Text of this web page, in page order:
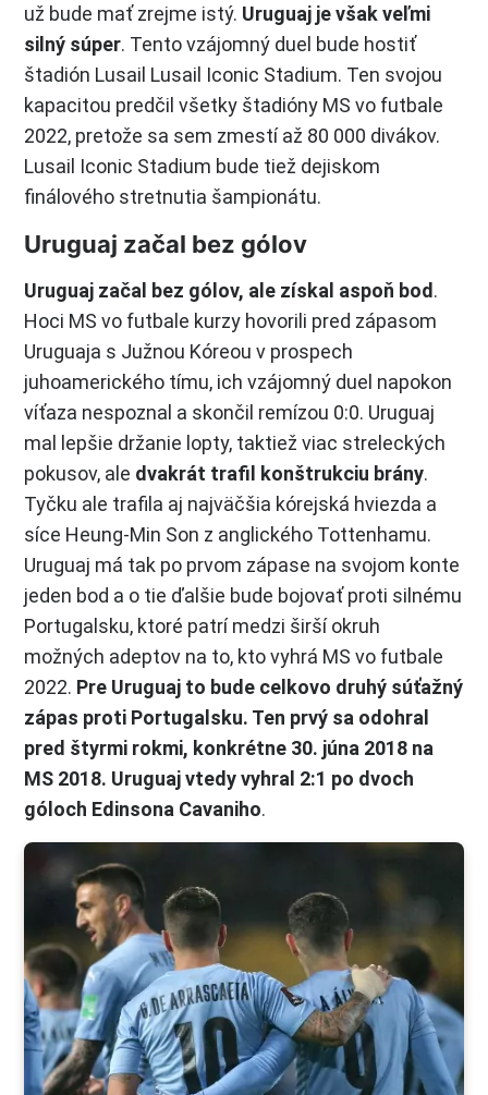
už bude mať zrejme istý. Uruguaj je však veľmi
silný súper. Tento vzájomný duel bude hostiť
štadión Lusail Lusail Iconic Stadium. Ten svojou
kapacitou predčil všetky štadióny MS vo futbale
2022, pretože sa sem zmestí až 80 000 divákov.
Lusail Iconic Stadium bude tiež dejiskom
finálového stretnutia šampionátu.
Uruguaj začal bez gólov
Uruguaj začal bez gólov, ale získal aspoň bod.
Hoci MS vo futbale kurzy hovorili pred zápasom
Uruguaja s Južnou Kóreou v prospech
juhoamerického tímu, ich vzájomný duel napokon
víťaza nespoznal a skončil remízou 0:0. Uruguaj
mal lepšie držanie lopty, taktiež viac streleckých
pokusov, ale dvakrát trafil konštrukciu brány.
Tyčku ale trafila aj najväčšia kórejská hviezda a
síce Heung-Min Son z anglického Tottenhamu.
Uruguaj má tak po prvom zápase na svojom konte
jeden bod a o tie ďalšie bude bojovať proti silnému
Portugalsku, ktoré patrí medzi širší okruh
možných adeptov na to, kto vyhrá MS vo futbale
2022. Pre Uruguaj to bude celkovo druhý súťažný
zápas proti Portugalsku. Ten prvý sa odohral
pred štyrmi rokmi, konkrétne 30. júna 2018 na
MS 2018. Uruguaj vtedy vyhral 2:1 po dvoch
góloch Edinsona Cavaniho.